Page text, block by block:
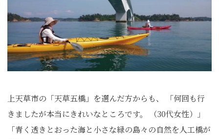
上天草市の「天草五橋」を選んだ方からも、 「何回も行
きましたが本当にきれいなところです。 （30代女性）」
「青く透きとおった海と小さな緑の島々の自然を人工橋が